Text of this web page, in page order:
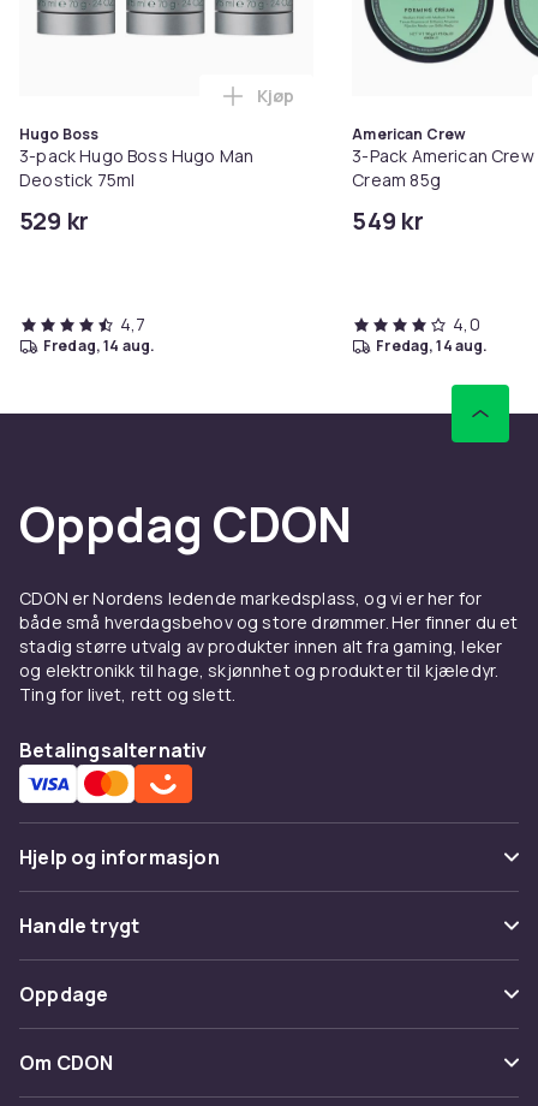
Hugo Boss
3-pack Hugo Boss Hugo Man
Deostick 75ml
529 kr
Legg 3-pack Hugo Boss Hugo
Kjøp
4,7
fredag, 14 aug.
American Crew
3-Pack American
Cream 85g
549 kr
4,0
fredag, 14 aug.
Oppdag CDON
CDON er Nordens ledende markedsplass, og vi er her for
både små hverdagsbehov og store drømmer. Her finner du et
stadig større utvalg av produkter innen alt fra gaming, leker
og elektronikk til hage, skjønnhet og produkter til kjæledyr.
Ting for livet, rett og slett.
Betalingsalternativ
Hjelp og informasjon
Vanlige spørsmål
Spor pakke
Angre & returner her
Kontakt oss
Handle trygt
Betaling
Levering
Oppdage
Kategorier
Om CDON